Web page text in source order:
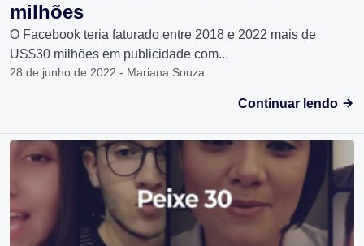
milhões
O Facebook teria faturado entre 2018 e 2022 mais de
US$30 milhões em publicidade com...
28 de junho de 2022 - Mariana Souza
Continuar lendo